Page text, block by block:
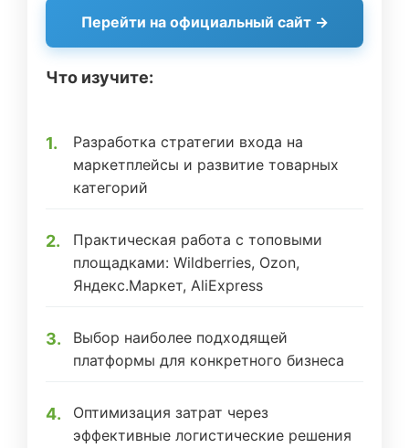
Перейти на официальный сайт →
Что изучите:
Разработка стратегии входа на
маркетплейсы и развитие товарных
категорий
Практическая работа с топовыми
площадками: Wildberries, Ozon,
Яндекс.Маркет, AliExpress
Выбор наиболее подходящей
платформы для конкретного бизнеса
Оптимизация затрат через
эффективные логистические решения